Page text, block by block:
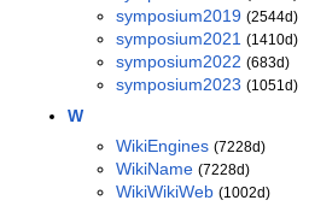
symposium2019 (2544d)
symposium2021 (1410d)
symposium2022 (683d)
symposium2023 (1051d)
W
WikiEngines (7228d)
WikiName (7228d)
WikiWikiWeb (1002d)